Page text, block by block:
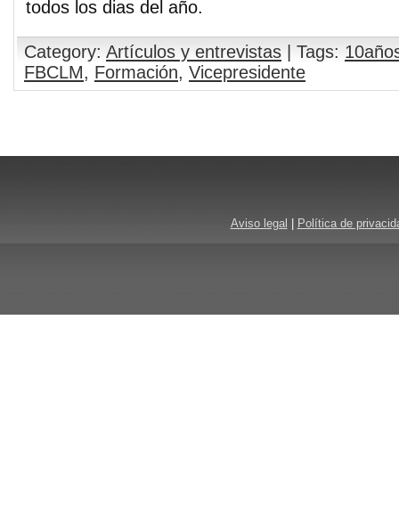
todos los dias del año.
Category: Artículos y entrevistas | Tags:
FBCLM, Formación, Vicepresidente
Aviso legal Política de